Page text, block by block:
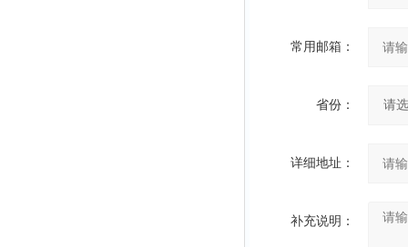
常用邮箱：
省份：
详细地址：
补充说明：